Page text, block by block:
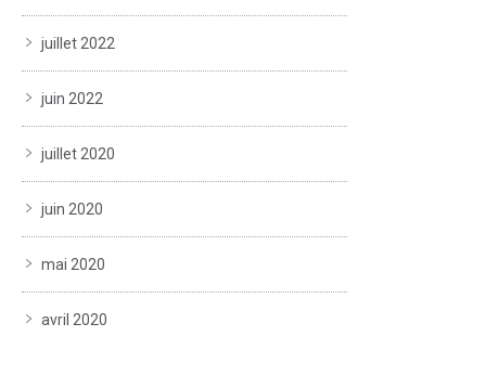
juillet 2022
juin 2022
juillet 2020
juin 2020
mai 2020
avril 2020